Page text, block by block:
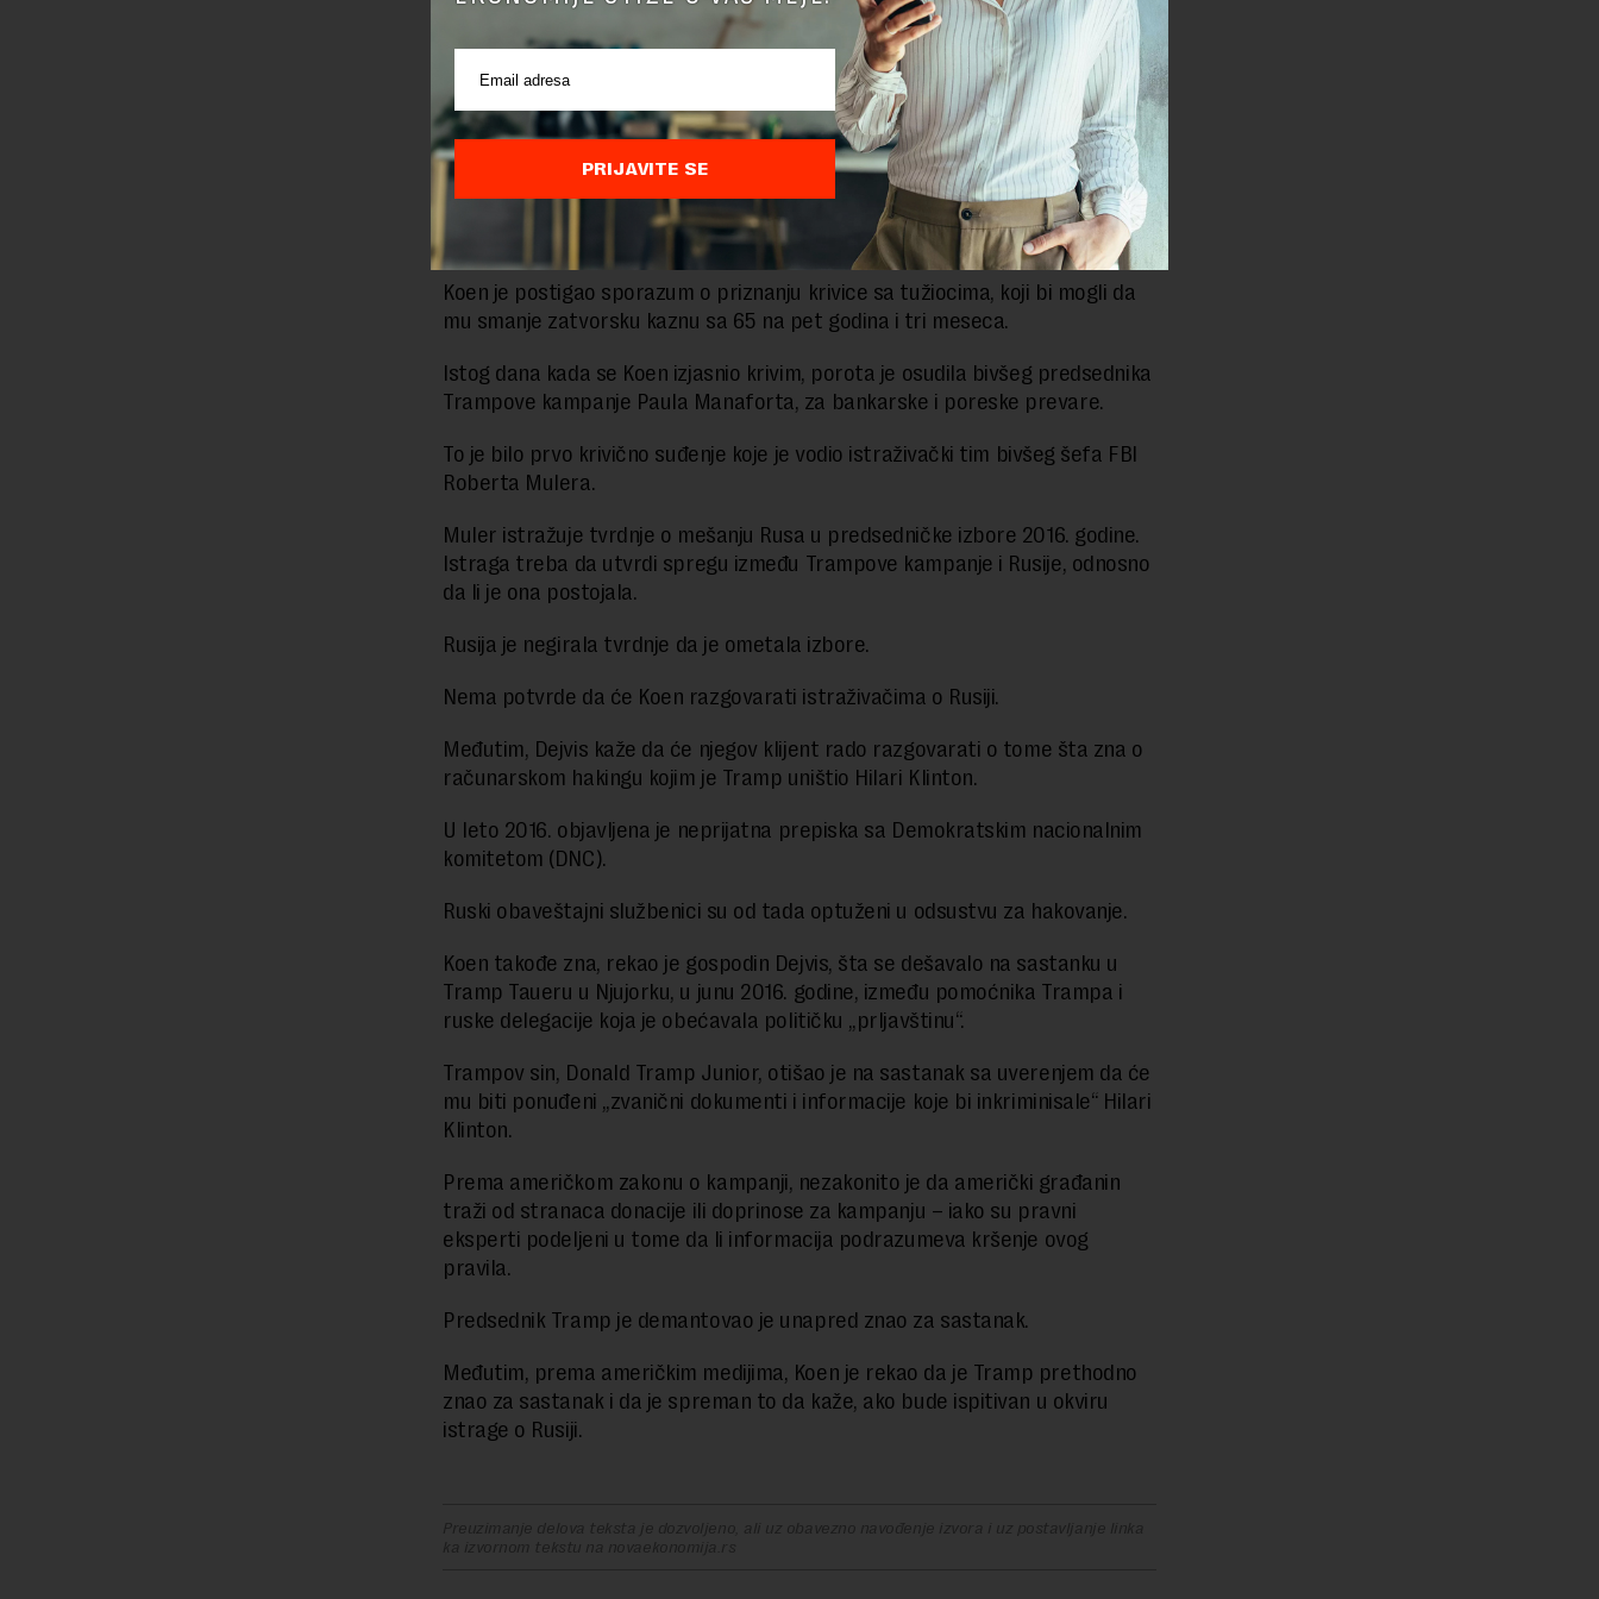
Trampom, odnosno jednim od predsedničkih kandidata, što je jasno ukazivalo
na Trampa.
Koen je rekao da je isplata izvršena u „svrhe uticaja na izbornu kampanju
[2016].“
Koenov advokat Lani Dejvis je pitao zašto se ne goni američki predsednik
zbog zločina koje je Koen priznao da je počinio u njegovo ime.
Koen je postigao sporazum o priznanju krivice sa tužiocima, koji bi mogli da
mu smanje zatvorsku kaznu sa 65 na pet godina i tri meseca.
Istog dana kada se Koen izjasnio krivim, porota je osudila bivšeg predsednika
Trampove kampanje Paula Manaforta, za bankarske i poreske prevare.
To je bilo prvo krivično suđenje koje je vodio istraživački tim bivšeg šefa FBI
Roberta Mulera.
Muler istražuje tvrdnje o mešanju Rusa u predsedničke izbore 2016. godine.
Istraga treba da utvrdi spregu između Trampove kampanje i Rusije, odnosno
da li je ona postojala.
Rusija je negirala tvrdnje da je ometala izbore.
Nema potvrde da će Koen razgovarati istraživačima o Rusiji.
Međutim, Dejvis kaže da će njegov klijent rado razgovarati o tome šta zna o
računarskom hakingu kojim je Tramp uništio Hilari Klinton.
U leto 2016. objavljena je neprijatna prepiska sa Demokratskim nacionalnim
komitetom (DNC).
Ruski obaveštajni službenici su od tada optuženi u odsustvu za hakovanje.
Koen takođe zna, rekao je gospodin Dejvis, šta se dešavalo na sastanku u
Tramp Taueru u Njujorku, u junu 2016. godine, između pomoćnika Trampa i
ruske delegacije koja je obećavala političku „prljavštinu“.
Trampov sin, Donald Tramp Junior, otišao je na sastanak sa uverenjem da će
mu biti ponuđeni „zvanični dokumenti i informacije koje bi inkriminisale“ Hilari
Klinton.
Prema američkom zakonu o kampanji, nezakonito je da američki građanin
traži od stranaca donacije ili doprinose za kampanju – iako su pravni
eksperti podeljeni u tome da li informacija podrazumeva kršenje ovog
pravila.
Predsednik Tramp je demantovao je unapred znao za sastanak.
Međutim, prema američkim medijima, Koen je rekao da je Tramp prethodno
znao za sastanak i da je spreman to da kaže, ako bude ispitivan u okviru
istrage o Rusiji.
Preuzimanje delova teksta je dozvoljeno, ali uz obavezno navođenje izvora i uz postavljanje linka
ka izvornom tekstu na novaekonomija.rs
PRIJAVITE SE